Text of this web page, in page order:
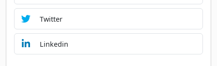
Twitter
Linkedin